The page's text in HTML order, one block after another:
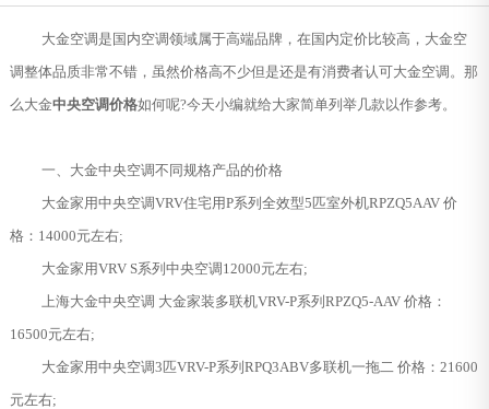
大金空调是国内空调领域属于高端品牌，在国内定价比较高，大金空
调整体品质非常不错，虽然价格高不少但是还是有消费者认可大金空调。那
么大金中央空调价格如何呢?今天小编就给大家简单列举几款以作参考。
一、大金中央空调不同规格产品的价格
大金家用中央空调VRV住宅用P系列全效型5匹室外机RPZQ5AAV 价
格：14000元左右;
大金家用VRV S系列中央空调12000元左右;
上海大金中央空调 大金家装多联机VRV-P系列RPZQ5-AAV 价格：
16500元左右;
大金家用中央空调3匹VRV-P系列RPQ3ABV多联机一拖二 价格：21600
元左右;